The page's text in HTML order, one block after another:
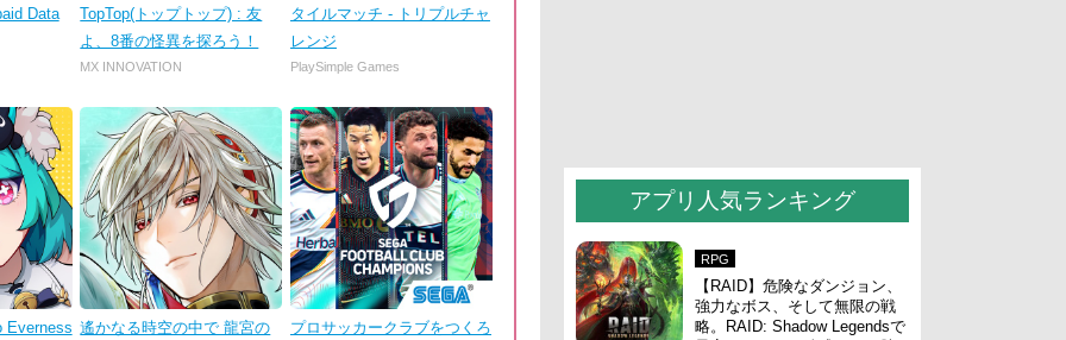
Data
TopTop(トップトップ) : 友
よ、8番の怪異を探ろう！
MX INNOVATION
タイルマッチ - トリプルチャ
レンジ
PlaySimple Games
Everness 遙かなる時空の中で 龍宮の プロサッカークラブをつくろ
アプリ人気ランキング
RPG
【RAID】危険なダンジョン、
強力なボス、そして無限の戦
略。RAID: Shadow Legendsで